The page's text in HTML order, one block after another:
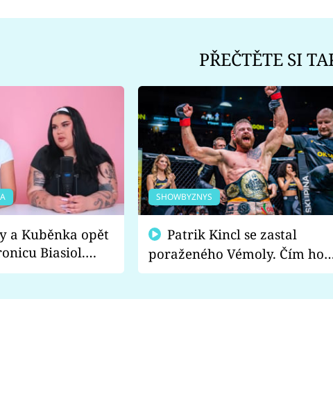
PŘEČTĚTE SI
a Kuběnka opět
Biasiol.
nich falešná a
SHOWBYZNYS
poraženého Vémoly. Čím ho
fanoušci naštvali?